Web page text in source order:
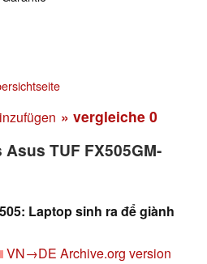
» vergleiche 0
TUF FX505GM-
Laptop sinh ra để giành
VN→DE Archive.org version